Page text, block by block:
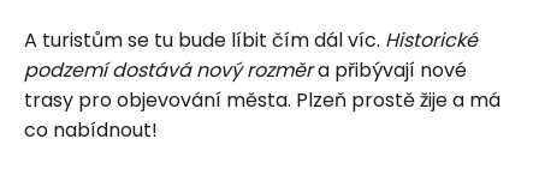
A turistům se tu bude líbit čím dál víc. Historické
podzemí dostává nový rozměra přibývají nové
trasy pro objevování města. Plzeň prostě žije a má
co nabídnout!